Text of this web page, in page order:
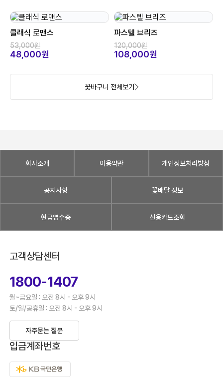
클래식 로맨스
53,000원
48,000원
파스텔 브리즈
120,000원
108,000원
꽃바구니 전체보기
회사소개 이용약관 개인정보처리방침
공지사항 꽃배달 정보
현금영수증 신용카드조회
고객상담센터
1800-1407
월~금요일 : 오전 8시 - 오후 9시
토/일/공휴일 : 오전 8시 - 오후 9시
자주묻는 질문
입금계좌번호